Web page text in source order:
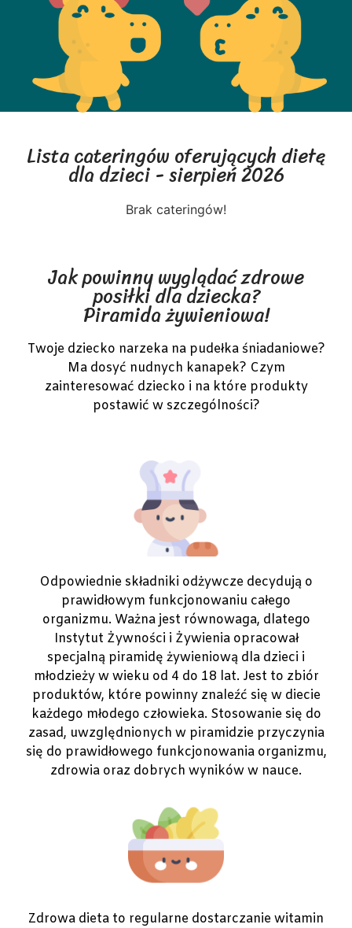
Lista cateringów oferujących dietę
dla dzieci - sierpień 2026
Brak cateringów!
Jak powinny wyglądać zdrowe
posiłki dla dziecka?
Piramida żywieniowa!
Twoje dziecko narzeka na pudełka śniadaniowe?
Ma dosyć nudnych kanapek? Czym
zainteresować dziecko i na które produkty
postawić w szczególności?
Odpowiednie składniki odżywcze decydują o
prawidłowym funkcjonowaniu całego
organizmu. Ważna jest równowaga, dlatego
Instytut Żywności i Żywienia opracował
specjalną piramidę żywieniową dla dzieci i
młodzieży w wieku od 4 do 18 lat. Jest to zbiór
produktów, które powinny znaleźć się w diecie
każdego młodego człowieka. Stosowanie się do
zasad, uwzględnionych w piramidzie przyczynia
się do prawidłowego funkcjonowania organizmu,
zdrowia oraz dobrych wyników w nauce.
Zdrowa dieta to regularne dostarczanie witamin